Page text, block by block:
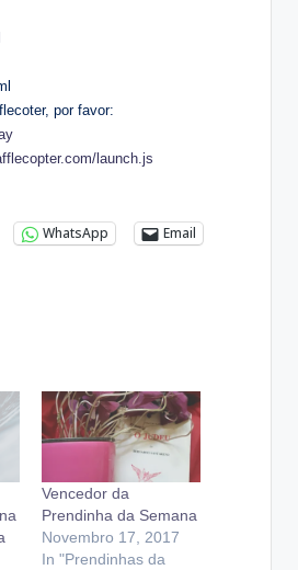
por favor:
launch.js
WhatsApp Email
Vencedor da
Prendinha da Semana
Novembro 17, 2017
In "Prendinhas da